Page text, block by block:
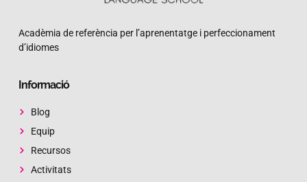
Acadèmia de referència per l’aprenentatge i perfeccionament
d’idiomes
Informació
Blog
Equip
Recursos
Activitats